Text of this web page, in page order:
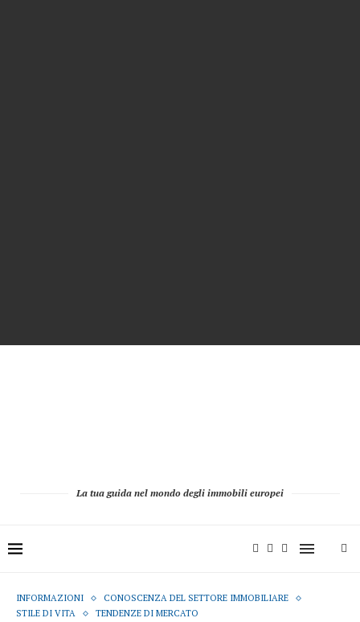
La tua guida nel mondo degli immobili europei
INFORMAZIONI
CONOSCENZA DEL SETTORE IMMOBILIARE
STILE DI VITA
TENDENZE DI MERCATO